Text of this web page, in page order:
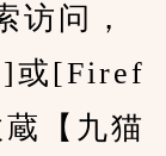
访问，
]或[Firef
【九猫